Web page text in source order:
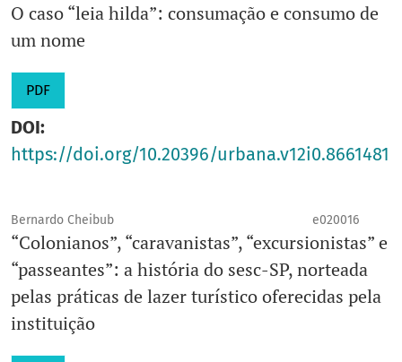
O caso “leia hilda”: consumação e consumo de
um nome
PDF
DOI:
https://doi.org/10.20396/urbana.v12i0.8661481
Bernardo Cheibub e020016
“Colonianos”, “caravanistas”, “excursionistas” e
“passeantes”: a história do sesc-SP, norteada
pelas práticas de lazer turístico oferecidas pela
instituição